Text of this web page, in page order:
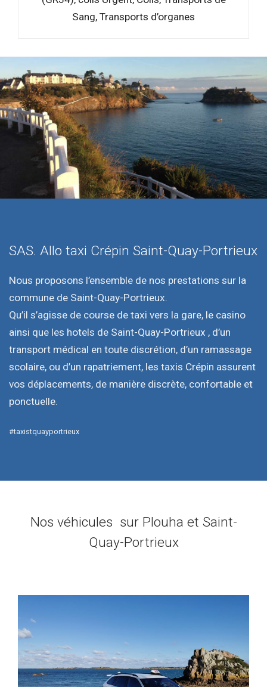
Sang, Transports d’organes
SAS. Allo taxi Crépin Saint-Quay-Portrieux
Nous proposons l’ensemble de nos prestations sur la
commune de Saint-Quay-Portrieux.
Qu’il s’agisse de course de taxi vers la gare, le casino
ainsi que les hotels de Saint-Quay-Portrieux , d’un
transport médical en toute discrétion, d’un ramassage
scolaire, ou d’un rapatriement, les taxis Crépin assurent
vos déplacements, de manière discrète, confortable et
ponctuelle.
#taxistquayportrieux
Nos véhicules sur Plouha et Saint-
Quay-Portrieux